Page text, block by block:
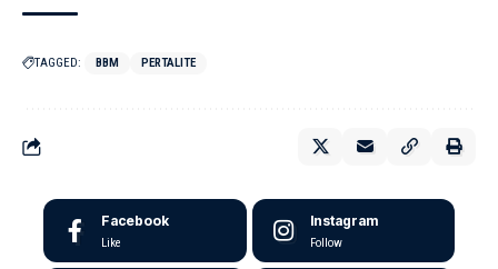
TAGGED: BBM PERTALITE
Facebook
Like
Instagram
Follow